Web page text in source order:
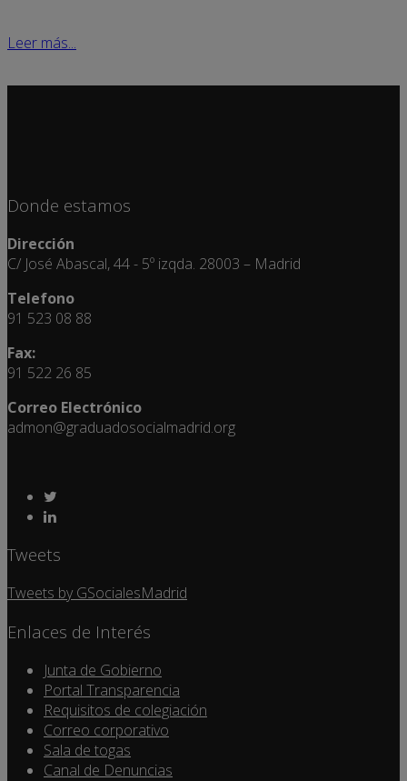
Leer más...
Donde estamos
Dirección
C/ José Abascal, 44 - 5º izqda. 28003 – Madrid
Telefono
91 523 08 88
Fax:
91 522 26 85
Correo Electrónico
admon@graduadosocialmadrid.org
Tweets
Tweets by GSocialesMadrid
Enlaces de Interés
Junta de Gobierno
Portal Transparencia
Requisitos de colegiación
Correo corporativo
Sala de togas
Canal de Denuncias